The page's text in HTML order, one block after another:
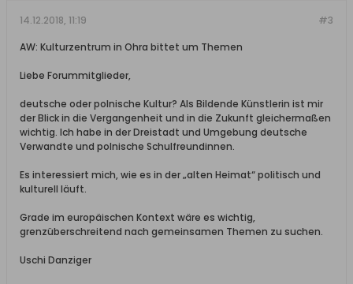
#3
14.12.2018, 11:19
AW: Kulturzentrum in Ohra bittet um Themen
Liebe Forummitglieder,
deutsche oder polnische Kultur? Als Bildende Künstlerin ist mir
der Blick in die Vergangenheit und in die Zukunft gleichermaßen
wichtig. Ich habe in der Dreistadt und Umgebung deutsche
Verwandte und polnische Schulfreundinnen.
Es interessiert mich, wie es in der „alten Heimat“ politisch und
kulturell läuft.
Grade im europäischen Kontext wäre es wichtig,
grenzüberschreitend nach gemeinsamen Themen zu suchen.
Uschi Danziger